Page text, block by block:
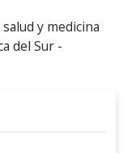
y medicina
del Sur -